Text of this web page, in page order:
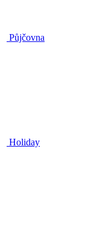
Půjčovna
Holiday